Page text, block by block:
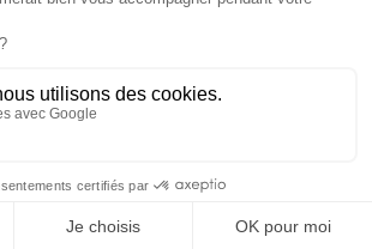
Alerte fraude
de confidentialité
Politique des cookies